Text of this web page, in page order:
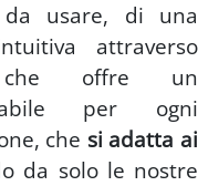
usare, di una
attraverso
che offre un
per ogni
che si adatta ai
da solo le nostre